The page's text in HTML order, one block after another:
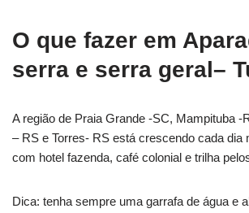
O que fazer em
serra e serra geral–
A região de Praia Grande -SC, Mampituba -
– RS e Torres- RS está crescendo cada dia
com hotel fazenda, café colonial e trilha
Dica: tenha sempre uma garrafa de água e